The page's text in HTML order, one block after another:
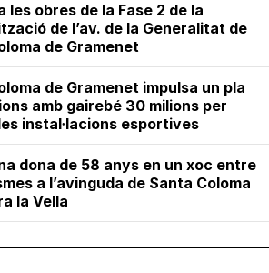
les obres de la Fase 2 de la
de l’av. de la Generalitat de
de Gramenet
de Gramenet impulsa un pla
amb gairebé 30 milions per
instal·lacions esportives
dona de 58 anys en un xoc entre
a l’avinguda de Santa Coloma
la Vella